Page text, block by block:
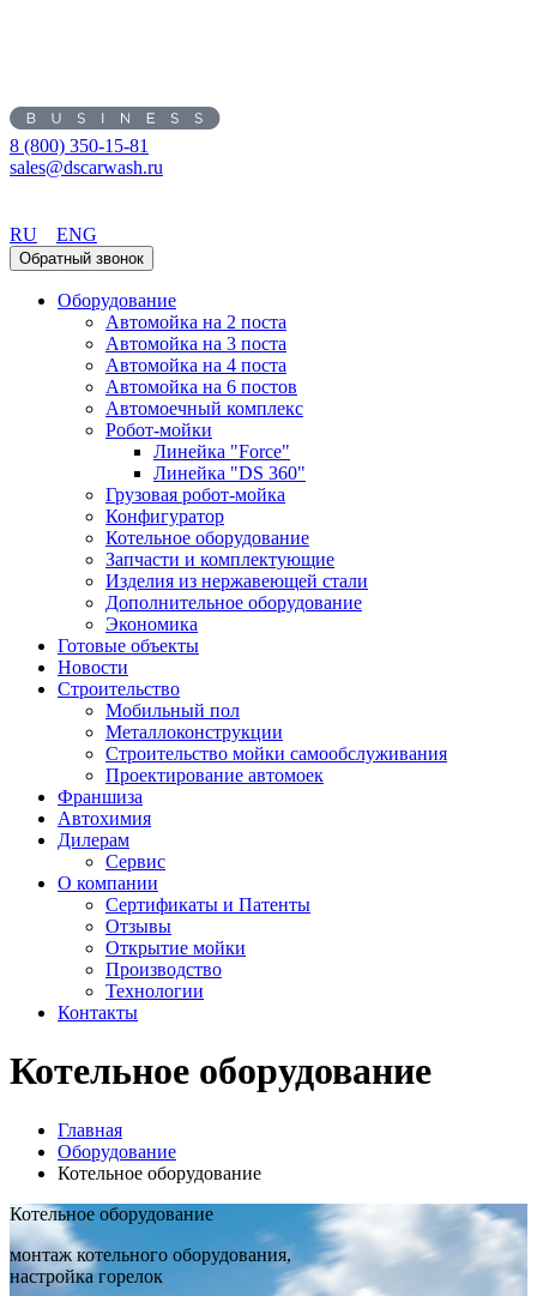
8 (800) 350-15-81
sales@dscarwash.ru
RU
ENG
Обратный звонок
Оборудование
Автомойка на 2 поста
Автомойка на 3 поста
Автомойка на 4 поста
Автомойка на 6 постов
Автомоечный комплекс
Робот-мойки
Линейка "Force"
Линейка "DS 360"
Грузовая робот-мойка
Конфигуратор
Котельное оборудование
Запчасти и комплектующие
Изделия из нержавеющей стали
Дополнительное оборудование
Экономика
Готовые объекты
Новости
Строительство
Мобильный пол
Металлоконструкции
Строительство мойки самообслуживания
Проектирование автомоек
Франшиза
Автохимия
Дилерам
Сервис
О компании
Сертификаты и Патенты
Отзывы
Открытие мойки
Производство
Технологии
Контакты
Котельное оборудование
Главная
Оборудование
Котельное оборудование
Котельное оборудование
монтаж котельного оборудования,
настройка горелок